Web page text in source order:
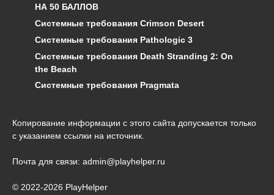
НА 50 БАЛЛОВ
Системные требования Crimson Desert
Системные требования Pathologic 3
Системные требования Death Stranding 2: On
the Beach
Системные требования Pragmata
Копирование информации с этого сайта допускается только
с указанием ссылки на источник.
Почта для связи: admin@playhelper.ru
© 2022-2026 PlayHelper